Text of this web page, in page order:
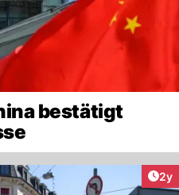
bestätigt
2y